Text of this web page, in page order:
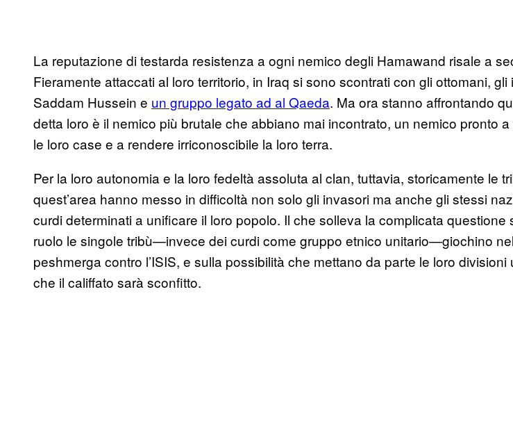
La reputazione di testarda resistenza a ogni nemico degli Hamawand risale a
Fieramente attaccati al loro territorio, in Iraq si sono scontrati con gli ottomani, gli
Saddam Hussein e un gruppo legato ad al Qaeda. Ma ora stanno affrontando
detta loro è il nemico più brutale che abbiano mai incontrato, un nemico pronto
le loro case e a rendere irriconoscibile la loro terra.
Per la loro autonomia e la loro fedeltà assoluta al clan, tuttavia, storicamente le
quest’area hanno messo in difficoltà non solo gli invasori ma anche gli stessi
curdi determinati a unificare il loro popolo. Il che solleva la complicata questione
ruolo le singole tribù—invece dei curdi come gruppo etnico unitario—giochino
peshmerga contro l’ISIS, e sulla possibilità che mettano da parte le loro divisioni
che il califfato sarà sconfitto.